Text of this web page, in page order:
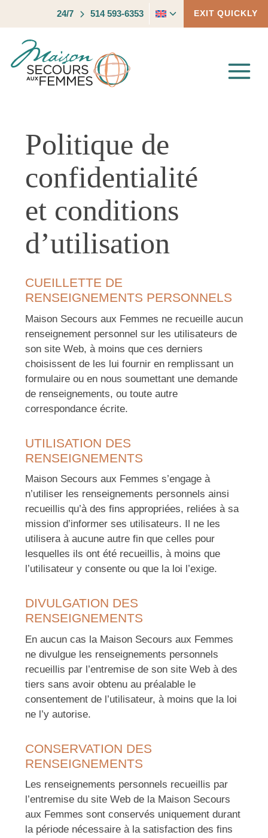
content
24/7 514 593-6353
Toggle
child
EXIT QUICKLY
Politique de
confidentialité
et conditions
d’utilisation
CUEILLETTE DE
RENSEIGNEMENTS PERSONNELS
Maison Secours aux Femmes ne recueille aucun
renseignement personnel sur les utilisateurs de
son site Web, à moins que ces derniers
choisissent de les lui fournir en remplissant un
formulaire ou en nous soumettant une demande
de renseignements, ou toute autre
correspondance écrite.
UTILISATION DES
RENSEIGNEMENTS
Maison Secours aux Femmes s’engage à
n’utiliser les renseignements personnels ainsi
recueillis qu’à des fins appropriées, reliées à sa
mission d’informer ses utilisateurs. Il ne les
utilisera à aucune autre fin que celles pour
lesquelles ils ont été recueillis, à moins que
l’utilisateur y consente ou que la loi l’exige.
DIVULGATION DES
RENSEIGNEMENTS
En aucun cas la Maison Secours aux Femmes
ne divulgue les renseignements personnels
recueillis par l’entremise de son site Web à des
tiers sans avoir obtenu au préalable le
consentement de l’utilisateur, à moins que la loi
ne l’y autorise.
CONSERVATION DES
RENSEIGNEMENTS
Les renseignements personnels recueillis par
l’entremise du site Web de la Maison Secours
aux Femmes sont conservés uniquement durant
la période nécessaire à la satisfaction des fins